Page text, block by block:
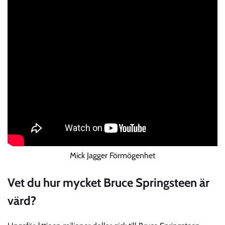
Mick Jagger Förmögenhet
Vet du hur mycket Bruce Springsteen är
värd?